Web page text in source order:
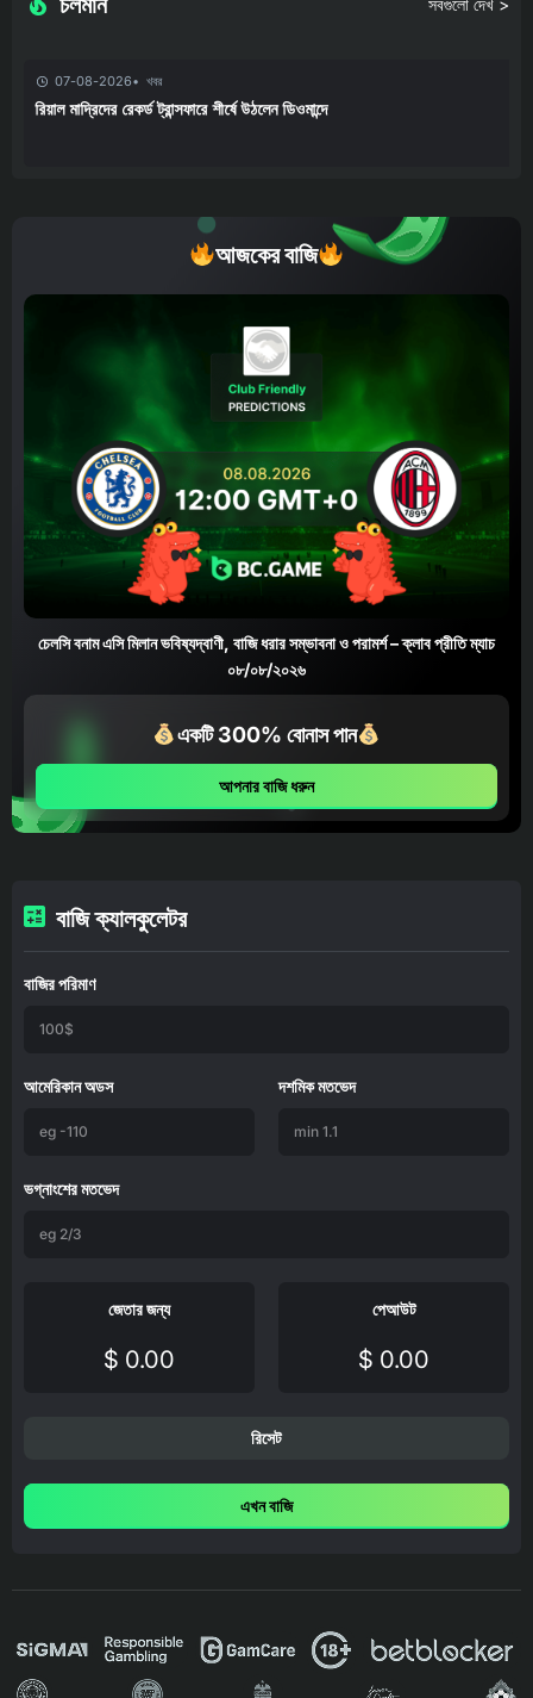
07-08-2026 খবর
রিয়াল মাদ্রিদের রেকর্ড ট্রান্সফারে শীর্ষে উঠলেন ডিওমান্দে
আজকের বাজি
চেলসি বনাম এসি মিলান ভবিষ্যদ্বাণী, বাজি ধরার সম্ভাবনা ও পরামর্শ – ক্লাব প্রীতি ম্যাচ
০৮/০৮/২০২৬
একটি 300% বোনাস পান
আপনার বাজি ধরুন
বাজি ক্যালকুলেটর
বাজির পরিমাণ
আমেরিকান অডস দশমিক মতভেদ
ভগ্নাংশের মতভেদ
জেতার জন্য
$ 0.00
পেআউট
$ 0.00
রিসেট
এখন বাজি